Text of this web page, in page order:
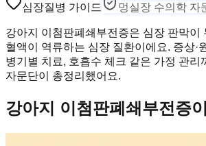
심장질병 가이드 멍실장 수의학 자
강아지 이첨판폐쇄부전증은 심장 판막이
혈액이 역류하는 심장 질환이에요. 증상·
병기별 치료, 호흡수 체크 같은 가정 관리
자문단이 총정리했어요.
강아지 이첨판폐쇄부전증